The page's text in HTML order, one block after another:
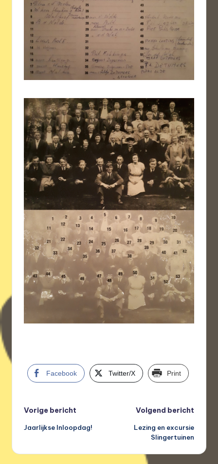
Facebook Twitter/X Print
Bericht
navigatie
Vorige bericht
Jaarlijkse Inloopdag!
Volgend bericht
Lezing en excursie
Slingertuinen